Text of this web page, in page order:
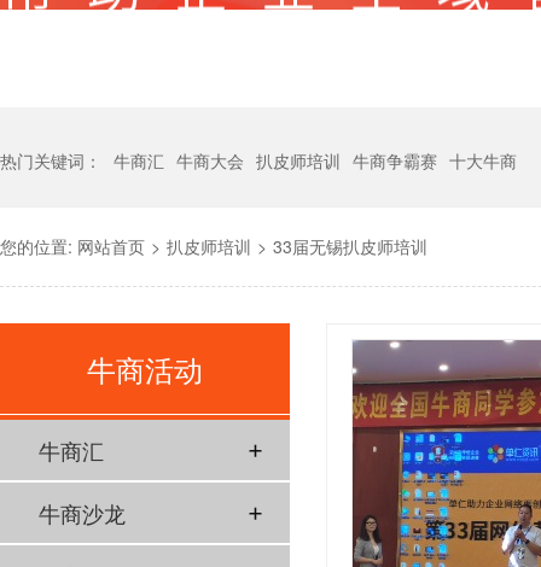
热门关键词： 牛商汇 牛商大会 扒皮师培训 牛商争霸赛 十大牛商
您的位置: 网站首页 > 扒皮师培训 > 33届无锡扒皮师培训
牛商活动
牛商汇
牛商沙龙